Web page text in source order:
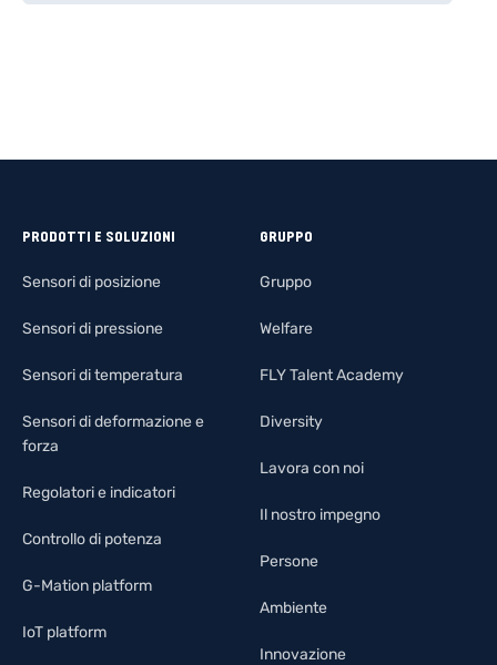
PRODOTTI E SOLUZIONI
Sensori di posizione
Sensori di pressione
Sensori di temperatura
Sensori di deformazione e
forza
Regolatori e indicatori
Controllo di potenza
G-Mation platform
IoT platform
GRUPPO
Gruppo
Welfare
FLY Talent Academy
Diversity
Lavora con noi
Il nostro impegno
Persone
Ambiente
Innovazione